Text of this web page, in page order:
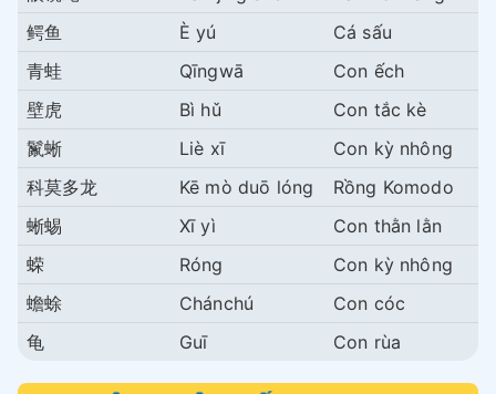
鳄鱼
È yú
Cá sấu
青蛙
Qīngwā
Con ếch
壁虎
Bì hǔ
Con tắc kè
鬣蜥
Liè xī
Con kỳ nhông
科莫多龙
Kē mò duō lóng
Rồng Komodo
蜥蜴
Xī yì
Con thằn lằn
蝾
Róng
Con kỳ nhông
蟾蜍
Chánchú
Con cóc
龟
Guī Con rùa